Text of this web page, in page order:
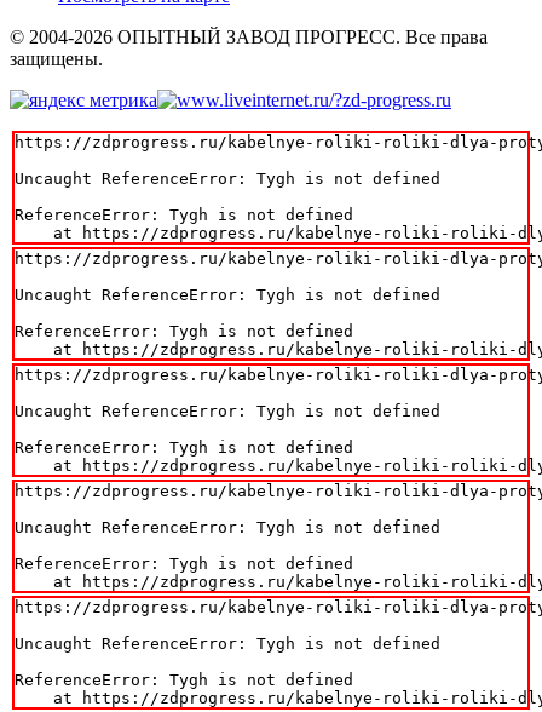
© 2004-2026 ОПЫТНЫЙ ЗАВОД ПРОГРЕСС. Все права
защищены.
https://zdprogress.ru/kabelnye-roliki-roliki-dlya-
Uncaught ReferenceError: Tygh is not defined
ReferenceError: Tygh is not defined
at https://zdprogress.ru/kabelnye-roliki-roliki-
https://zdprogress.ru/kabelnye-roliki-roliki-dlya-
Uncaught ReferenceError: Tygh is not defined
ReferenceError: Tygh is not defined
at https://zdprogress.ru/kabelnye-roliki-roliki-
https://zdprogress.ru/kabelnye-roliki-roliki-dlya-
Uncaught ReferenceError: Tygh is not defined
ReferenceError: Tygh is not defined
at https://zdprogress.ru/kabelnye-roliki-roliki-
https://zdprogress.ru/kabelnye-roliki-roliki-dlya-
Uncaught ReferenceError: Tygh is not defined
ReferenceError: Tygh is not defined
at https://zdprogress.ru/kabelnye-roliki-roliki-
https://zdprogress.ru/kabelnye-roliki-roliki-dlya-
Uncaught ReferenceError: Tygh is not defined
ReferenceError: Tygh is not defined
at https://zdprogress.ru/kabelnye-roliki-roliki-